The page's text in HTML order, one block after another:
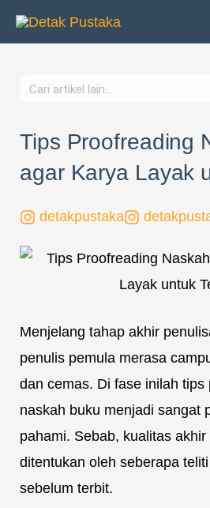
Lewati
Search
Tips Proofreading
agar Karya Layak
detakpustaka
Menjelang tahap akhir
penulis pemula merasa
dan cemas. Di fase inilah tips
naskah buku menjadi sangat
pahami. Sebab, kualitas
ditentukan oleh seberapa
sebelum terbit.